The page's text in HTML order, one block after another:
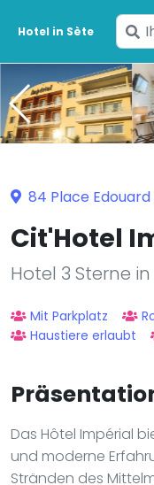
Hotel in Sète
84 Place
Cit'Hotel
Hotel 3 Sterne
Mit Parkplatz
Haustiere erlaubt
Das Hôtel Impérial
und moderne
Stränden des